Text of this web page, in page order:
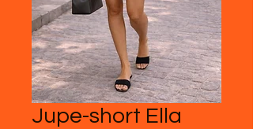
Jupe-short Ella